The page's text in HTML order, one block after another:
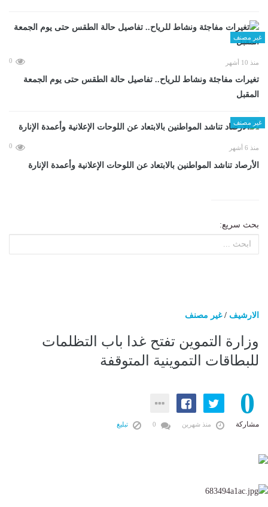
غير مصنف
منذ 10 أشهر 0
تغيرات مفاجئة ونشاط للرياح.. تفاصيل حالة الطقس حتى يوم الجمعة
المقبل
غير مصنف
منذ 6 أشهر 0
الأرصاد تناشد المواطنين بالابتعاد عن اللوحات الإعلانية وأعمدة الإنارة
بحث سريع:
الارشيف /غير مصنف
وزارة التموين تفتح غدا باب التظلمات
للبطاقات التموينية المتوقفة
0
مشاركة منذ شهرين تبليغ